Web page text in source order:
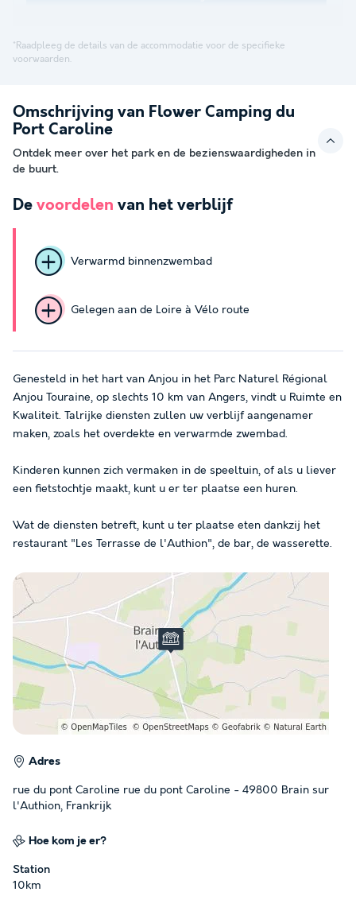
*Raadpleeg de details van de accommodatie voor de specifieke
voorwaarden.
Omschrijving van Flower Camping du
Port Caroline
Ontdek meer over het park en de bezienswaardigheden in
de buurt.
De voordelen van het verblijf
Verwarmd binnenzwembad
Gelegen aan de Loire à Vélo route
Genesteld in het hart van Anjou in het Parc Naturel Régional
Anjou Touraine, op slechts 10 km van Angers, vindt u Ruimte en
Kwaliteit. Talrijke diensten zullen uw verblijf aangenamer
maken, zoals het overdekte en verwarmde zwembad.
Kinderen kunnen zich vermaken in de speeltuin, of als u liever
een fietstochtje maakt, kunt u er ter plaatse een huren.
Wat de diensten betreft, kunt u ter plaatse eten dankzij het
restaurant "Les Terrasse de l'Authion", de bar, de wasserette.
Adres
rue du pont Caroline rue du pont Caroline - 49800 Brain sur
l'Authion, Frankrijk
Hoe kom je er?
Station
10km